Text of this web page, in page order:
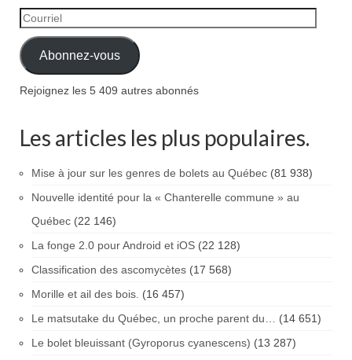
Courriel
Abonnez-vous
Rejoignez les 5 409 autres abonnés
Les articles les plus populaires.
Mise à jour sur les genres de bolets au Québec (81 938)
Nouvelle identité pour la « Chanterelle commune » au
Québec (22 146)
La fonge 2.0 pour Android et iOS (22 128)
Classification des ascomycètes (17 568)
Morille et ail des bois. (16 457)
Le matsutake du Québec, un proche parent du… (14 651)
Le bolet bleuissant (Gyroporus cyanescens) (13 287)